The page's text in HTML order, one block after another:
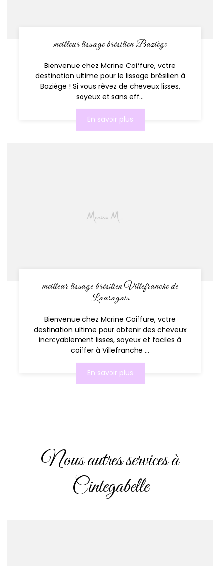
meilleur lissage brésilien Baziège
Bienvenue chez Marine Coiffure, votre
destination ultime pour le lissage brésilien à
Baziège ! Si vous rêvez de cheveux lisses,
soyeux et sans eff...
En savoir plus
meilleur lissage brésilien Villefranche de
Lauragais
Bienvenue chez Marine Coiffure, votre
destination ultime pour obtenir des cheveux
incroyablement lisses, soyeux et faciles à
coiffer à Villefranche ...
En savoir plus
Nous autres services à
Cintegabelle